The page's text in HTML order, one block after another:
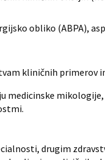
obliko (ABPA),
kliničnih primerov
medicinske
drugim